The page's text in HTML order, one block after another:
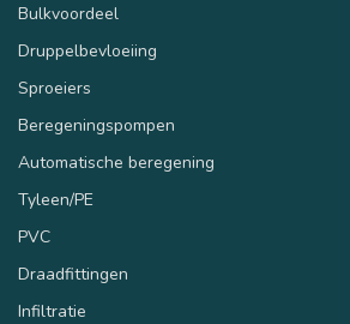
Bulkvoordeel
Druppelbevloeiing
Sproeiers
Beregeningspompen
Automatische beregening
Tyleen/PE
PVC
Draadfittingen
Infiltratie